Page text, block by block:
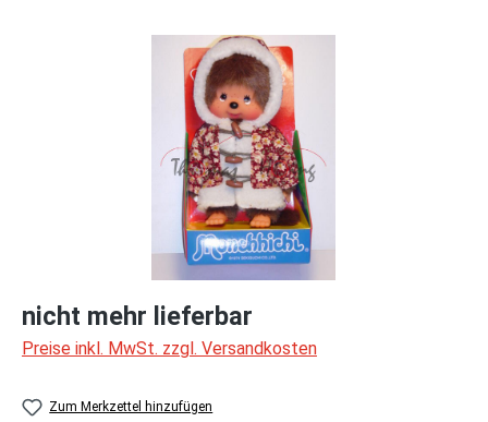
Bildergalerie überspringen
nicht mehr lieferbar
Preise inkl. MwSt. zzgl. Versandkosten
Zum Merkzettel hinzufügen